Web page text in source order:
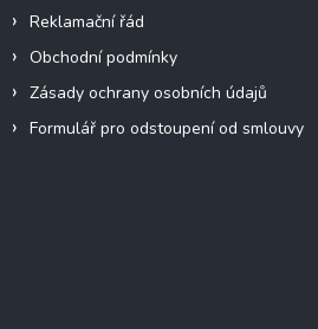
Reklamační řád
Obchodní podmínky
Zásady ochrany osobních údajů
Formulář pro odstoupení od smlouvy